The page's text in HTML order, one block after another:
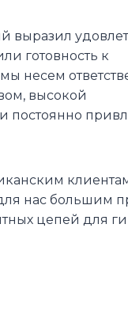
выразил
готовность к
несем
высокой
постоянно
для нас большим
цепей для